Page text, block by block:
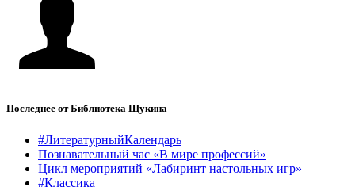
Последнее от Библиотека Щукина
#ЛитературныйКалендарь
Познавательный час «В мире профессий»
Цикл мероприятий «Лабиринт настольных игр»
#Классика